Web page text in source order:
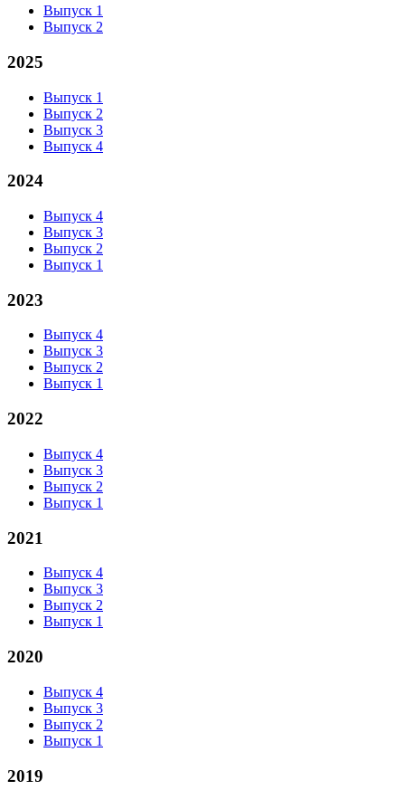
Выпуск 1
Выпуск 2
2025
Выпуск 1
Выпуск 2
Выпуск 3
Выпуск 4
2024
Выпуск 4
Выпуск 3
Выпуск 2
Выпуск 1
2023
Выпуск 4
Выпуск 3
Выпуск 2
Выпуск 1
2022
Выпуск 4
Выпуск 3
Выпуск 2
Выпуск 1
2021
Выпуск 4
Выпуск 3
Выпуск 2
Выпуск 1
2020
Выпуск 4
Выпуск 3
Выпуск 2
Выпуск 1
2019